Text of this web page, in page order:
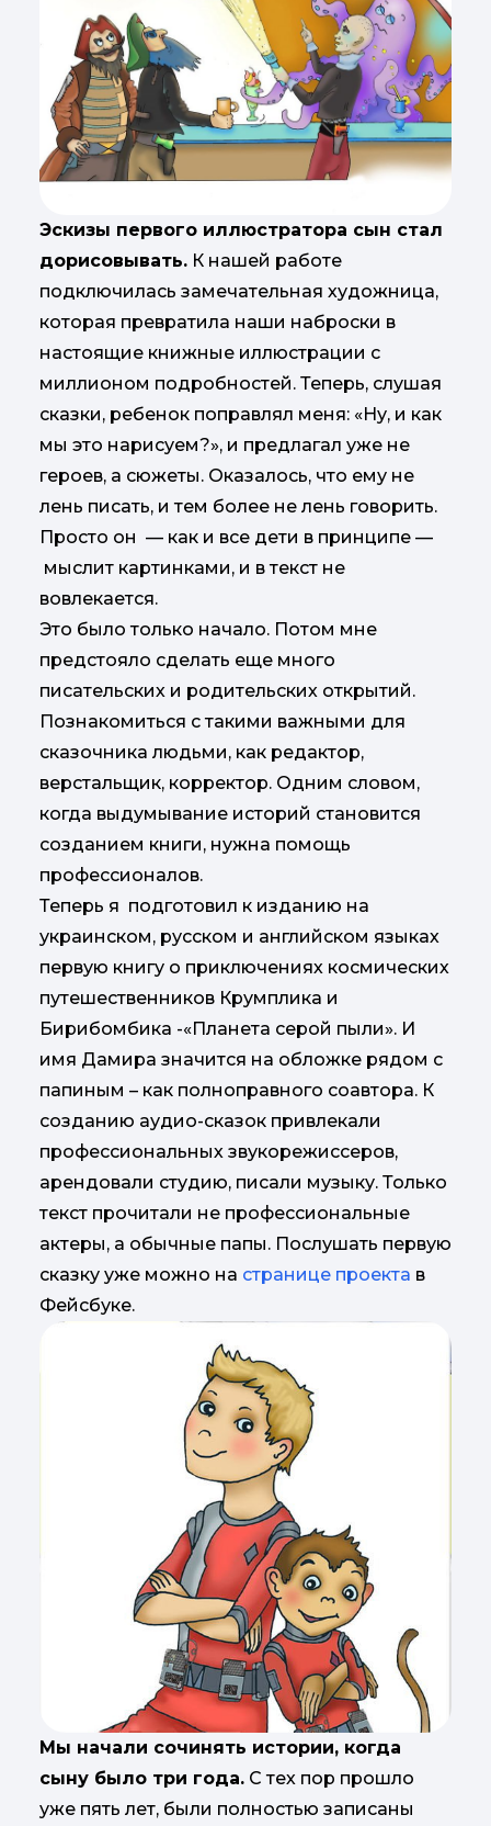
Эскизы первого иллюстратора сын стал
дорисовывать. К нашей работе
подключилась замечательная художница,
которая превратила наши наброски в
настоящие книжные иллюстрации с
миллионом подробностей. Теперь, слушая
сказки, ребенок поправлял меня: «Ну, и как
мы это нарисуем?», и предлагал уже не
героев, а сюжеты. Оказалось, что ему не
лень писать, и тем более не лень говорить.
Просто он — как и все дети в принципе —
мыслит картинками, и в текст не
вовлекается.
Это было только начало. Потом мне
предстояло сделать еще много
писательских и родительских открытий.
Познакомиться с такими важными для
сказочника людьми, как редактор,
верстальщик, корректор. Одним словом,
когда выдумывание историй становится
созданием книги, нужна помощь
профессионалов.
Теперь я подготовил к изданию на
украинском, русском и английском языках
первую книгу о приключениях космических
путешественников Крумплика и
Бирибомбика -«Планета серой пыли». И
имя Дамира значится на обложке рядом с
папиным – как полноправного соавтора. К
созданию аудио-сказок привлекали
профессиональных звукорежиссеров,
арендовали студию, писали музыку. Только
текст прочитали не профессиональные
актеры, а обычные папы. Послушать первую
сказку уже можно на странице проекта в
Фейсбуке.
Мы начали сочинять истории, когда
сыну было три года. С тех пор прошло
уже пять лет, были полностью записаны